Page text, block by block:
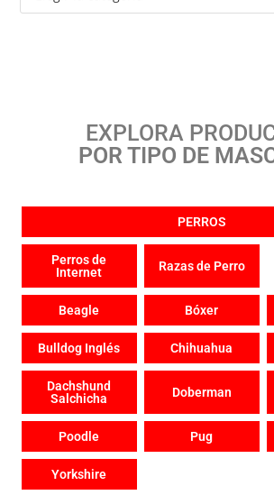
EXPLORA
POR TIPO DE
PERROS
Perros de
Internet
Razas de Perro
Beagle Bóxer
Bulldog Inglés Chihuahua
Dachshund
Salchicha
Doberman
Poodle Pug
Yorkshire